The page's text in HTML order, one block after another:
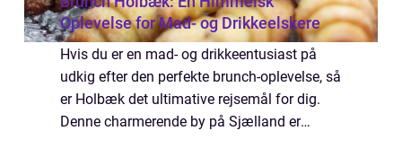
Oplevelse for Mad- og Drikkeelskere
Hvis du er en mad- og drikkeentusiast på
udkig efter den perfekte brunch-oplevelse, så
er Holbæk det ultimative rejsemål for dig.
Denne charmerende by på Sjælland er